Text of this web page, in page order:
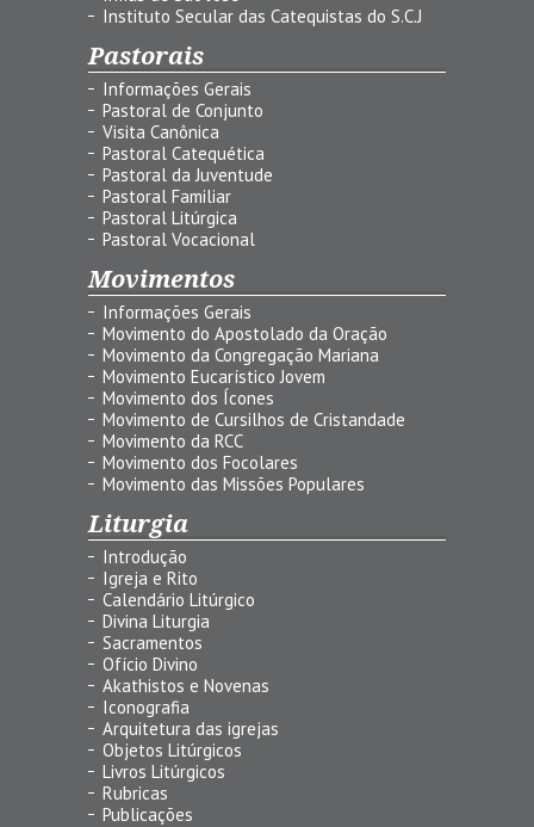
Instituto Secular das Catequistas do S.C.J
Pastorais
Informações Gerais
Pastoral de Conjunto
Visita Canônica
Pastoral Catequética
Pastoral da Juventude
Pastoral Familiar
Pastoral Litúrgica
Pastoral Vocacional
Movimentos
Informações Gerais
Movimento do Apostolado da Oração
Movimento da Congregação Mariana
Movimento Eucarístico Jovem
Movimento dos Ícones
Movimento de Cursilhos de Cristandade
Movimento da RCC
Movimento dos Focolares
Movimento das Missões Populares
Liturgia
Introdução
Igreja e Rito
Calendário Litúrgico
Divina Liturgia
Sacramentos
Ofício Divino
Akathistos e Novenas
Iconografia
Arquitetura das igrejas
Objetos Litúrgicos
Livros Litúrgicos
Rubricas
Publicações